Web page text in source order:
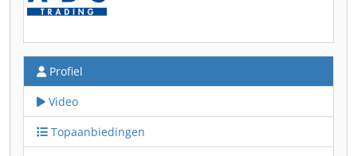
Profiel
Video
Topaanbiedingen